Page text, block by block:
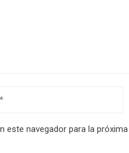
este navegador para la